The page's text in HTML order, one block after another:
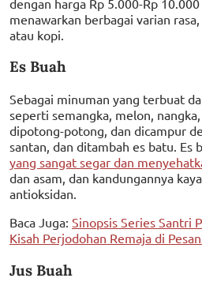
menawarkan berbagai varian
atau kopi.
Es Buah
Sebagai minuman yang terbuat
seperti semangka, melon,
dipotong-potong, dan dicampur
santan, dan ditambah es batu. Es
yang sangat segar dan
dan asam, dan kandungannya
antioksidan.
Baca Juga: Sinopsis Series Santri
Kisah Perjodohan Remaja di
Jus Buah